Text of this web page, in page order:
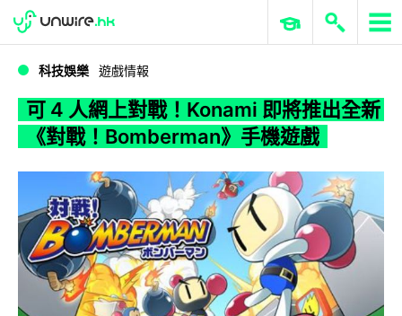
WWDC 2026 ERP 與商業 AI
科技娛樂 遊戲情報
可 4 人網上對戰！Konami 即將推出全新
《對戰！Bomberman》手機遊戲